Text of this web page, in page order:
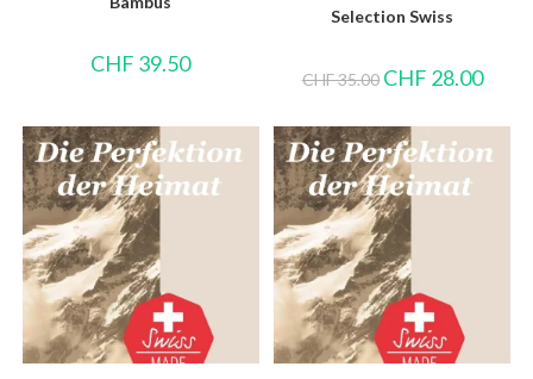
CHF 39.50
Selection Swiss
CHF35.00 CHF 28.00